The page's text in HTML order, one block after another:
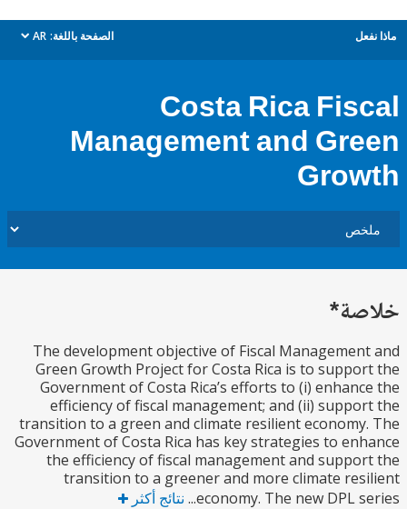
الصفحة باللغة: AR
dropdown
Costa Rica
Management and
The development objective of Fiscal
Green Growth Project for Costa Rica is to
Government of Costa Rica’s efforts to (i)
efficiency of fiscal management; and (ii)
transition to a green and climate resilient
Government of Costa Rica has key strategies to
the efficiency of fiscal management and
transition to a greener and more climate
economy. The new DPL
نتائج أكثر